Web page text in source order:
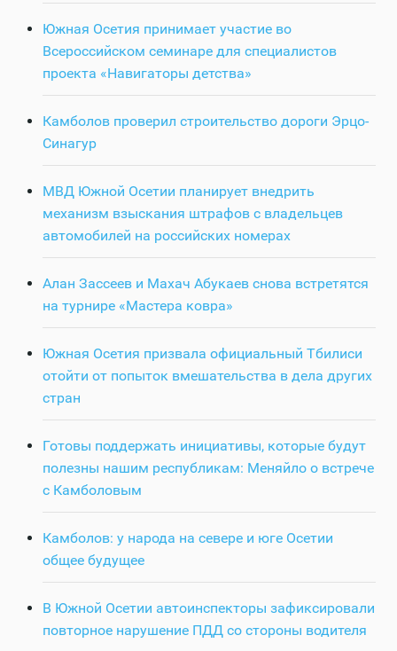
Южная Осетия принимает участие во
Всероссийском семинаре для специалистов
проекта «Навигаторы детства»
Камболов проверил строительство дороги Эрцо-
Синагур
МВД Южной Осетии планирует внедрить
механизм взыскания штрафов с владельцев
автомобилей на российских номерах
Алан Зассеев и Махач Абукаев снова встретятся
на турнире «Мастера ковра»
Южная Осетия призвала официальный Тбилиси
отойти от попыток вмешательства в дела других
стран
Готовы поддержать инициативы, которые будут
полезны нашим республикам: Меняйло о встрече
с Камболовым
Камболов: у народа на севере и юге Осетии
общее будущее
В Южной Осетии автоинспекторы зафиксировали
повторное нарушение ПДД со стороны водителя